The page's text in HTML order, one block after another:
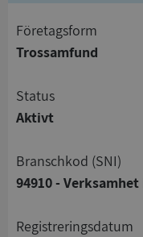
företagsform
Trossamfund
status
Aktivt
branschkod (SNI)
94910 -
registreringsdatum